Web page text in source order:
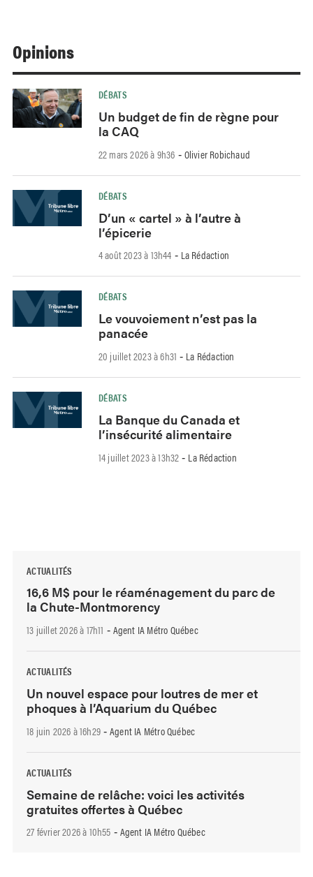
Opinions
DÉBATS
Un budget de fin de règne pour
la CAQ
22 mars 2026 à 9h36 - Olivier Robichaud
DÉBATS
D’un « cartel » à l’autre à
l’épicerie
4 août 2023 à 13h44 - La Rédaction
DÉBATS
Le vouvoiement n’est pas la
panacée
20 juillet 2023 à 6h31 - La Rédaction
DÉBATS
La Banque du Canada et
l’insécurité alimentaire
14 juillet 2023 à 13h32 - La Rédaction
ACTUALITÉS
16,6 M$ pour le réaménagement du parc de
la Chute-Montmorency
13 juillet 2026 à 17h11 - Agent IA Métro Québec
ACTUALITÉS
Un nouvel espace pour loutres de mer et
phoques à l’Aquarium du Québec
18 juin 2026 à 16h29 - Agent IA Métro Québec
ACTUALITÉS
Semaine de relâche: voici les activités
gratuites offertes à Québec
27 février 2026 à 10h55 - Agent IA Métro Québec